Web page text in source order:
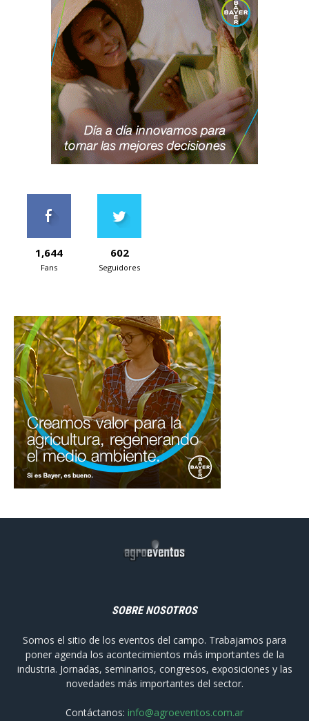
1,644
Fans
602
Seguidores
SOBRE NOSOTROS
Somos el sitio de los eventos del campo. Trabajamos para
poner agenda los acontecimientos más importantes de la
industria. Jornadas, seminarios, congresos, exposiciones y las
novedades más importantes del sector.
Contáctanos: info@agroeventos.com.ar